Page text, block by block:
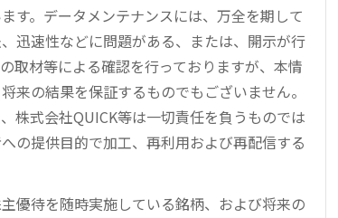
す。データメンテナンスには、万全を期して
迅速性などに問題がある、または、開示が行
取材等による確認を行っておりますが、本情
来の結果を保証するものでもございません。
株式会社QUICK等は一切責任を負うものでは
の提供目的で加工、再利用および再配信する
優待を随時実施している銘柄、および将来の